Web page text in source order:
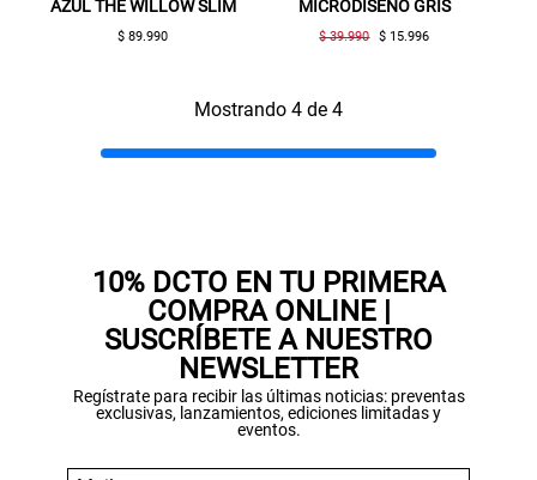
AZUL THE WILLOW SLIM
$ 89.990
MICRODISEÑO GRIS
$ 39.990 $ 15.996
Mostrando 4 de 4
10% DCTO EN TU PRIMERA
COMPRA ONLINE |
SUSCRÍBETE A NUESTRO
NEWSLETTER
Regístrate para recibir las últimas noticias: preventas
exclusivas, lanzamientos, ediciones limitadas y
eventos.
SUSPE01